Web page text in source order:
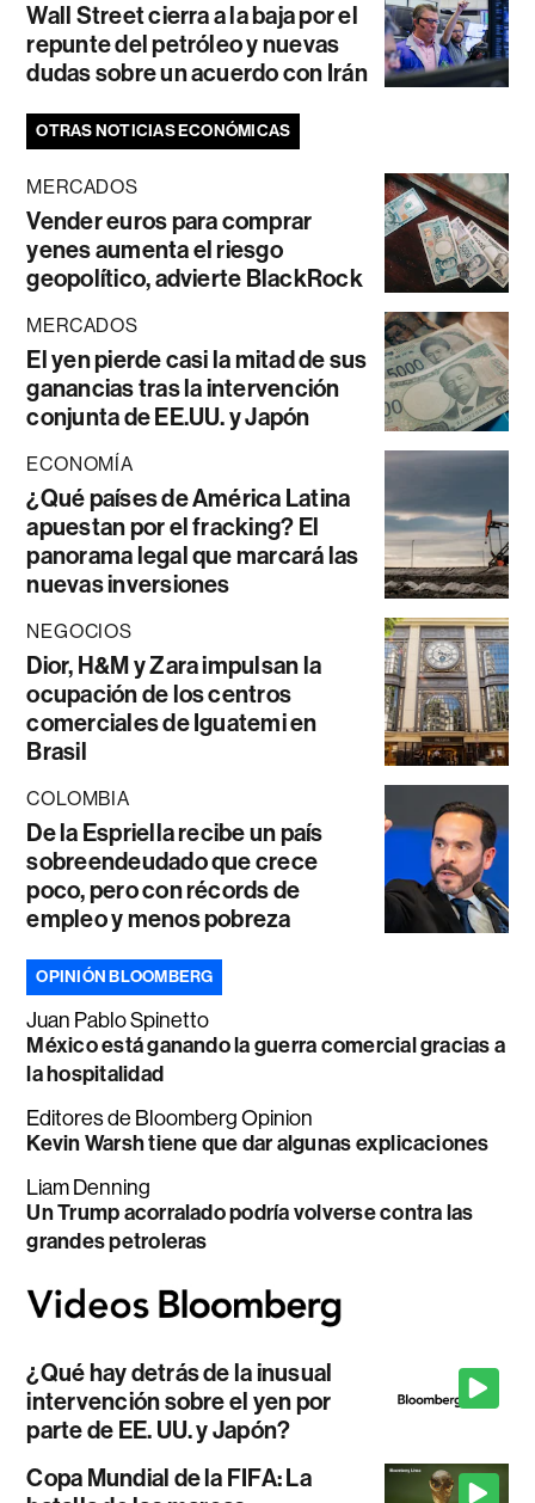
Wall Street cierra a la baja por el
repunte del petróleo y nuevas
dudas sobre un acuerdo con Irán
OTRAS NOTICIAS ECONÓMICAS
MERCADOS
Vender euros para comprar
yenes aumenta el riesgo
geopolítico, advierte BlackRock
MERCADOS
El yen pierde casi la mitad de sus
ganancias tras la intervención
conjunta de EE.UU. y Japón
ECONOMÍA
¿Qué países de América Latina
apuestan por el fracking? El
panorama legal que marcará las
nuevas inversiones
NEGOCIOS
Dior, H&M y Zara impulsan la
ocupación de los centros
comerciales de Iguatemi en
Brasil
COLOMBIA
De la Espriella recibe un país
sobreendeudado que crece
poco, pero con récords de
empleo y menos pobreza
OPINIÓN BLOOMBERG
Juan Pablo Spinetto
México está ganando la guerra comercial gracias a
la hospitalidad
Editores de Bloomberg Opinion
Kevin Warsh tiene que dar algunas explicaciones
Liam Denning
Un Trump acorralado podría volverse contra las
grandes petroleras
¿Qué hay detrás de la inusual
intervención sobre el yen por
parte de EE. UU. y Japón?
Copa Mundial de la FIFA: La